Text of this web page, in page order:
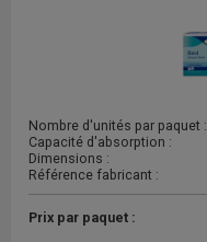
Nombre d'unités par paquet :
Capacité d'absorption :
Dimensions :
Référence fabricant :
Prix par paquet :